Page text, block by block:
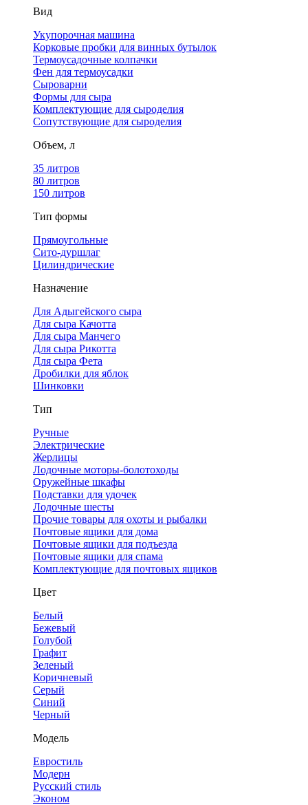
Вид
Укупорочная машина
Корковые пробки для винных бутылок
Термоусадочные колпачки
Фен для термоусадки
Сыроварни
Формы для сыра
Комплектующие для сыроделия
Сопутствующие для сыроделия
Объем, л
35 литров
80 литров
150 литров
Тип формы
Прямоугольные
Сито-дуршлаг
Цилиндрические
Назначение
Для Адыгейского сыра
Для сыра Качотта
Для сыра Манчего
Для сыра Рикотта
Для сыра Фета
Дробилки для яблок
Шинковки
Тип
Ручные
Электрические
Жерлицы
Лодочные моторы-болотоходы
Оружейные шкафы
Подставки для удочек
Лодочные шесты
Прочие товары для охоты и рыбалки
Почтовые ящики для дома
Почтовые ящики для подъезда
Почтовые ящики для спама
Комплектующие для почтовых ящиков
Цвет
Белый
Бежевый
Голубой
Графит
Зеленый
Коричневый
Серый
Синий
Черный
Модель
Евростиль
Модерн
Русский стиль
Эконом